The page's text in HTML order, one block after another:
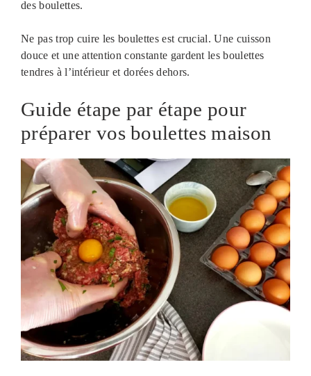
des boulettes.
Ne pas trop cuire les boulettes est crucial. Une cuisson
douce et une attention constante gardent les boulettes
tendres à l’intérieur et dorées dehors.
Guide étape par étape pour
préparer vos boulettes maison